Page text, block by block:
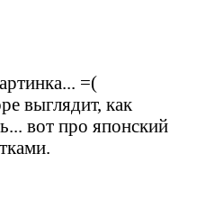
=(
выглядит, как
вот про японский